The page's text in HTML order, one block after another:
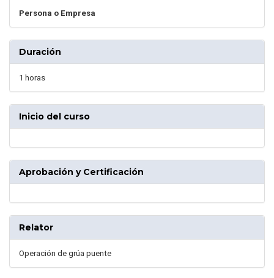
Persona o Empresa
Duración
1 horas
Inicio del curso
Aprobación y Certificación
Relator
Operación de grúa puente